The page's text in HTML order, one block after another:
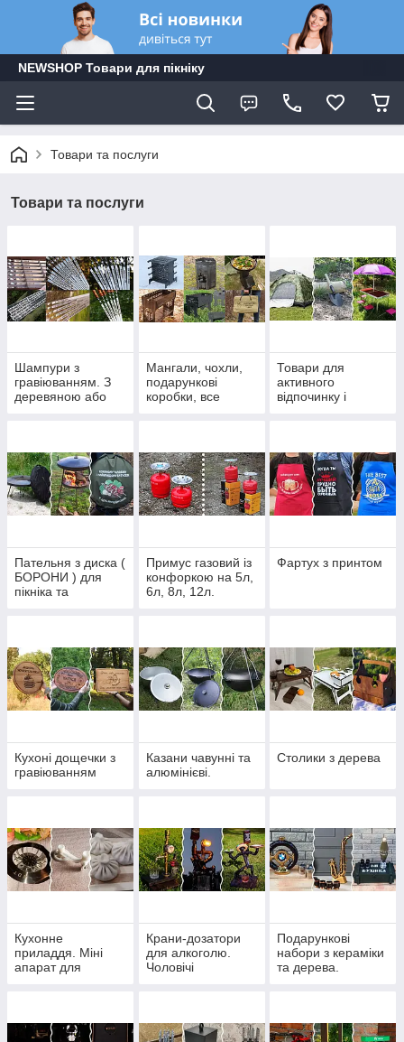
NEWSHOP Товари для пікніку
Товари та послуги
Товари та послуги
Шампури з
гравіюванням. З
деревяною або
Мангали, чохли,
подарункові
коробки, все
Товари для
активного
відпочинку і
Пательня з диска (
БОРОНИ ) для
пікніка та
Примус газовий із
конфоркою на 5л,
6л, 8л, 12л.
Фартух з принтом
Кухоні дощечки з
гравіюванням
Казани чавунні та
алюмінієві.
Столики з дерева
Кухонне
приладдя. Міні
апарат для
Крани-дозатори
для алкоголю.
Чоловічі
Подарункові
набори з кераміки
та дерева.